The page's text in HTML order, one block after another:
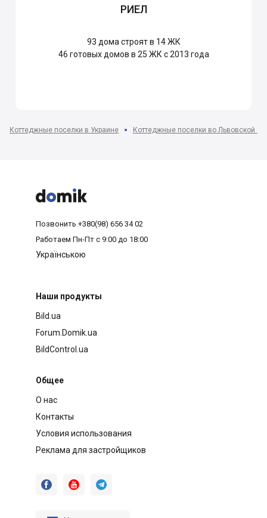
РИЕЛ
93 дома строят в 14 ЖК
46 готовых домов в 25 ЖК с 2013 года
Коттеджные поселки в Украине Коттеджные поселки во Львовской



Позвонить +380(98) 656 34 02
Работаем Пн-Пт с 9:00 до 18:00
Українською
Наши продукты
Bild.ua
Forum.Domik.ua
BildControl.ua
Общее
О нас
Контакты
Условия использования
Реклама для застройщиков
  